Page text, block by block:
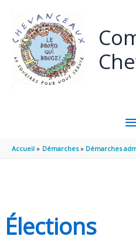
Accueil Démarches Démarches
Élections